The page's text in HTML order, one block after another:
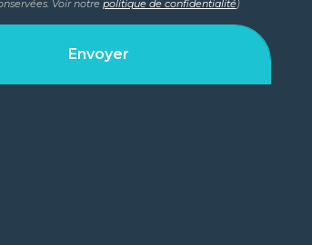
Voir notre politique de confidentialité)